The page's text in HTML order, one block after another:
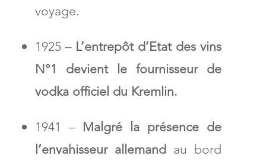
voyage.
1925 – L’entrepôt d’Etat des vins
N°1 devient le fournisseur de
vodka officiel du Kremlin.
1941 – Malgré la présence de
l’envahisseur allemandau bord